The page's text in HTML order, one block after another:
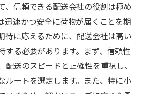
、信頼できる配送会社の役割は極め
迅速かつ安全に荷物が届くことを期
待に応えるために、配送会社は高い
する必要があります。まず、信頼性
配送のスピードと正確性を重視し、
ルートを選定します。また、特に小